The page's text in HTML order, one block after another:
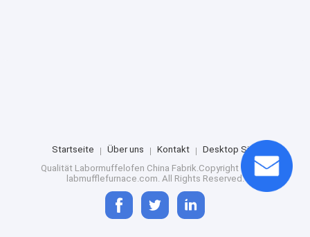
Startseite Über uns Kontakt
Desktop Site
Qualität Labormuffelofen China Fabrik.Copyright © 2024
labmufflefurnace.com. All Rights Reserved.